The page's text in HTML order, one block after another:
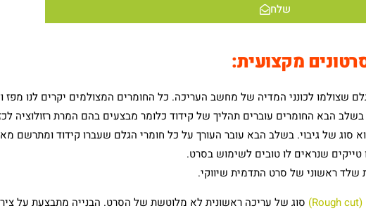
שלח
מקצועית:
שצולמו לכונני המדיה של מחשב העריכה. כל החומרים המצולמים יקרים לנו מפז
הבא החומרים עוברים תהליך של קידוד כלומר מבצעים בהם המרת רזולוציה
של גיבוי. בשלב הבא עובר העורך על כל חומרי הגלם שעברו קידוד ומתרשם
שנראים לו טובים לשימוש בסרט.
(Rough cut)
סוג של עריכה ראשונית לא מלוטשת של הסרט. הבנייה מתבצעת על ציר